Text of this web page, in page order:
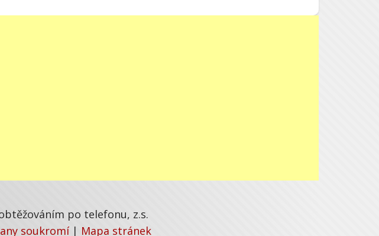
po telefonu, z.s.
soukromí | Mapa stránek